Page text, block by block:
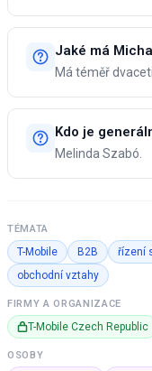
Jaké má
Má téměř
Kdo je
Melinda Szabó.
TÉMATA
T-Mobile B2B řízení
obchodní vztahy
FIRMY A ORGANIZACE
T-Mobile Czech Republic
OSOBY